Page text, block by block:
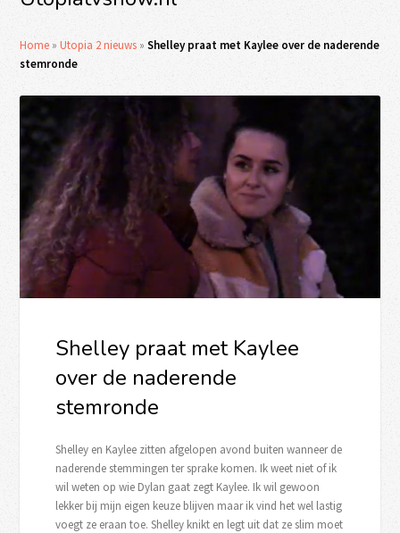
Home »Utopia 2 nieuws »Shelley praat met Kaylee over de naderende
stemronde
Shelley praat met Kaylee
over de naderende
stemronde
Shelley en Kaylee zitten afgelopen avond buiten wanneer de
naderende stemmingen ter sprake komen. Ik weet niet of ik
wil weten op wie Dylan gaat zegt Kaylee. Ik wil gewoon
lekker bij mijn eigen keuze blijven maar ik vind het wel lastig
voegt ze eraan toe. Shelley knikt en legt uit dat ze slim moet